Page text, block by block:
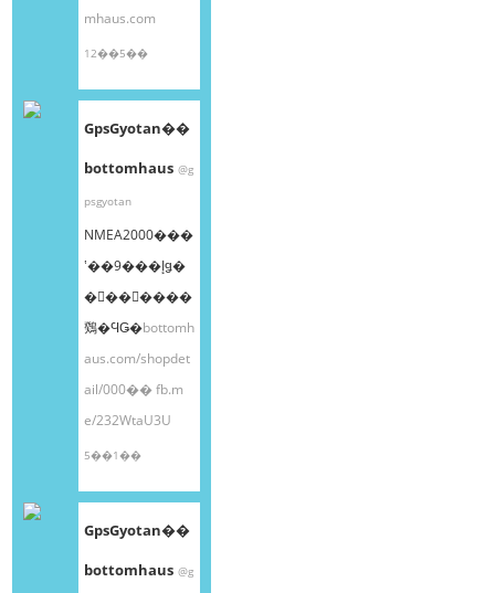
mhaus.com
12��5��
GpsGyotan��
bottomhaus @g
psgyotan
NMEA2000���
ʽ��9���إǥ�
�󥰥��󥵡����
䳫�ϤǤ�bottomh
aus.com/shopdet
ail/000��fb.m
e/232WtaU3U
5��1��
GpsGyotan��
bottomhaus @g